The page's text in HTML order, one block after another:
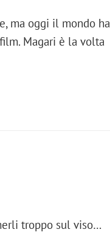
ma oggi il mondo ha
Magari è la volta
troppo sul viso…